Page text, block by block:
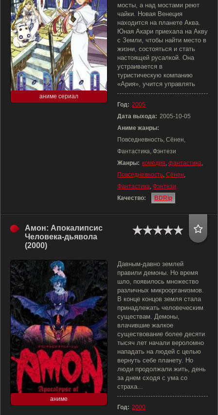
аниме сериал
мосты, а над мостами реют
чайки. Новая Венеция
находится на планете Аква.
Юная Акари приехала на Акву
с Земли, чтобы найти место в
жизни, состояться и стать
настоящей русалкой. Она
устраивается в
туристическую компанию
«Ария», учится управлять
Год: 2005
Дата выхода: 2005-10-05
Аниме жанры:
Повседневность, Сёнен,
Фантастика, Фэнтези
Жанры: комедия, фантастика,
Повседневность, Сёнен,
Фантастика, Фэнтези
Качество:
BDRip
Амон: Апокалипсис
Человека-дьявола
(2000)
аниме
Давным-давно землей
правили демоны. Но время
шло, появилось множество
различных микроорганизмов.
В конце концов земля стала
принадлежать человеческим
существам. Демоны,
влачившие жалкое
существование более десяти
тысяч лет начали вероломно
нападать на людей с целью
вернуть себе планету. Но
люди продолжали жить, день
за днем сходя с ума со
страха...
Год: 2000